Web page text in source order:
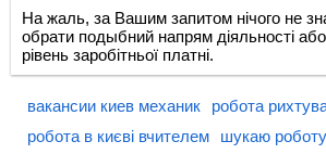
На жаль, за Вашим запитом нічого не
обрати подыбний напрям діяльності
рівень заробітньої платні.
вакансии киев механик
робота
робота в києві вчителем
шукаю роботу